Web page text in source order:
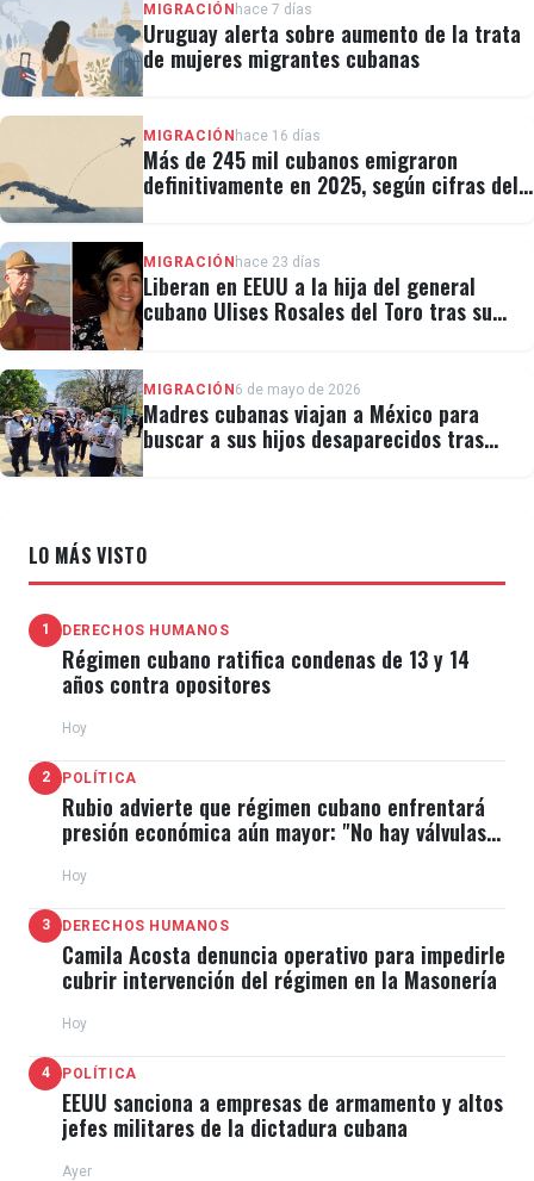
MIGRACIÓN hace 7 días
Uruguay alerta sobre aumento de la trata
de mujeres migrantes cubanas
MIGRACIÓN hace 16 días
Más de 245 mil cubanos emigraron
definitivamente en 2025, según cifras del
MIGRACIÓN hace 23 días
Liberan en EEUU a la hija del general
cubano Ulises Rosales del Toro tras su
MIGRACIÓN6 de mayo de 2026
Madres cubanas viajan a México para
buscar a sus hijos desaparecidos tras
LO MÁS VISTO
1 DERECHOS HUMANOS
Régimen cubano ratifica condenas de 13 y 14
años contra opositores
Hoy
2 POLÍTICA
Rubio advierte que régimen cubano enfrentará
presión económica aún mayor: "No hay válvulas
Hoy
3 DERECHOS HUMANOS
Camila Acosta denuncia operativo para impedirle
cubrir intervención del régimen en la Masonería
Hoy
4 POLÍTICA
EEUU sanciona a empresas de armamento y altos
jefes militares de la dictadura cubana
Ayer